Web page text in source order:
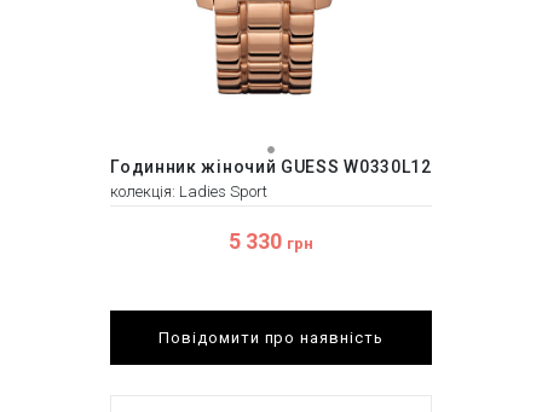
Годинник жіночий GUESS W0330L12
колекція: Ladies Sport
5 330 грн
Повідомити про наявність